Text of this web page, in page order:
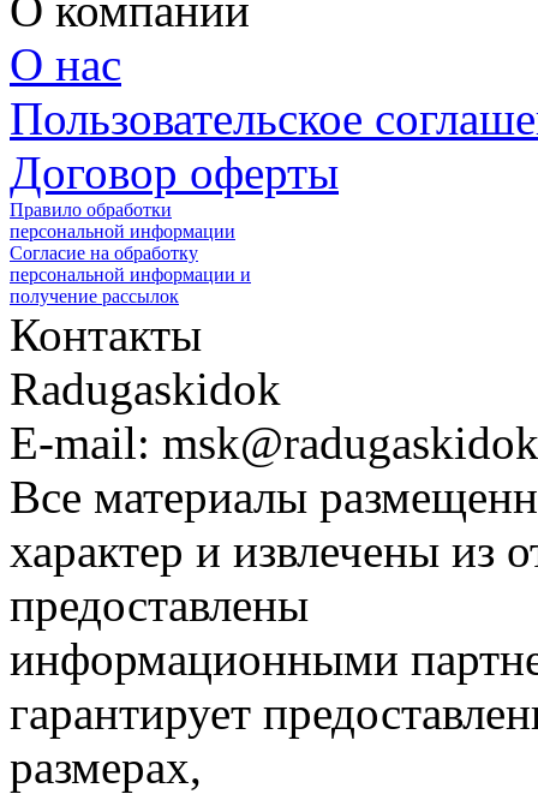
О нас
Пользовательское
Договор оферты
Правило обработки
персональной информации
Согласие на обработку
персональной информации и
получение рассылок
Контакты
Radugaskidok
E-mail:
Все материалы
характер и извлечены из
предоставлены
информационными
гарантирует
размерах,